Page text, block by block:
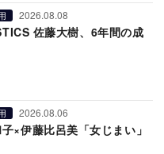
2026.08.08
佐藤大樹、6年間の成
2026.08.06
×伊藤比呂美「女じまい」